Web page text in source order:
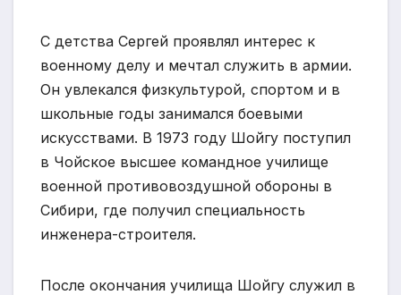
С детства Сергей проявлял интерес к
военному делу и мечтал служить в армии.
Он увлекался физкультурой, спортом и в
школьные годы занимался боевыми
искусствами. В 1973 году Шойгу поступил
в Чойское высшее командное училище
военной противовоздушной обороны в
Сибири, где получил специальность
инженера-строителя.
После окончания училища Шойгу служил в